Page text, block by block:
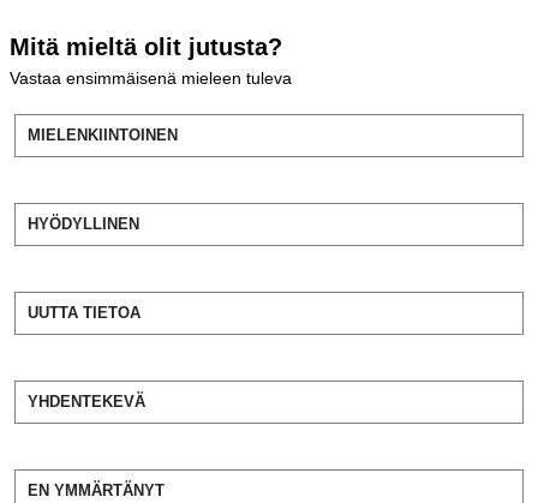
Mitä mieltä olit jutusta?
Vastaa ensimmäisenä mieleen tuleva
MIELENKIINTOINEN
HYÖDYLLINEN
UUTTA TIETOA
YHDENTEKEVÄ
EN YMMÄRTÄNYT